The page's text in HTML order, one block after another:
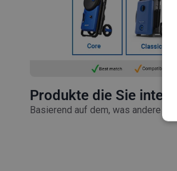
Produkte die Sie
Basierend auf dem, was andere